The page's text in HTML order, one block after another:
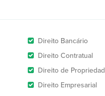
Direito Bancário
Direito Contratual
Direito de
Direito Empresarial